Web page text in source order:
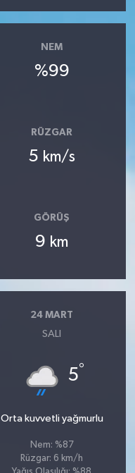
NEM
%99
RÜZGAR
5 km/s
GÖRÜŞ
9 km
24 MART
SALI
5°
Orta kuvvetli yağmurlu
Nem: %87
Rüzgar: 6 km/h